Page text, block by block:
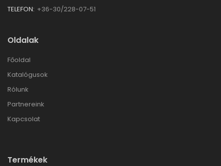
TELEFON: +36-30/228-07-51
Oldalak
Főoldal
Katalógusok
Rólunk
Partnereink
Kapcsolat
Termékek